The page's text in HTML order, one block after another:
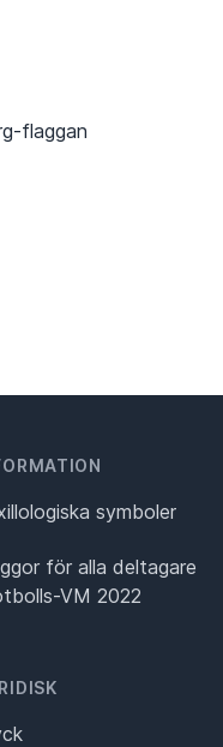
flaggan
symboler
för alla deltagare
VM 2022